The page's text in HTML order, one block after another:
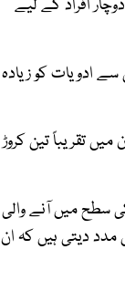
افراد کے لیے
ادویات کو زیادہ
شمار کے مطابق پاکستان میں تقریباً تین کروڑ
سطح میں آنے والی
دیتی ہیں کہ ان